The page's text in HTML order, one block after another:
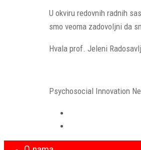
U okviru redovnih radnih
smo veoma zadovoljni da
Hvala prof. Jeleni
Psychosocial Innovation